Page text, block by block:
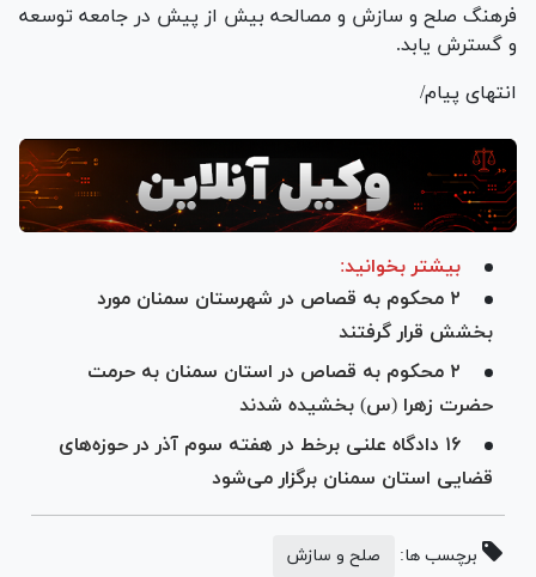
فرهنگ صلح و سازش و مصالحه بیش از پیش در جامعه توسعه
و گسترش یابد.
انتهای پیام/
بیشتر بخوانید:
۲ محکوم به قصاص در شهرستان سمنان مورد
بخشش قرار گرفتند
۲ محکوم به قصاص در استان سمنان به حرمت
حضرت زهرا (س) بخشیده شدند
۱۶ دادگاه علنی برخط در هفته سوم آذر در حوزه‌های
قضایی استان سمنان برگزار می‌شود
برچسب ها: صلح و سازش